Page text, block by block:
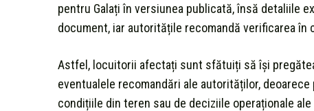
pentru Galați în versiunea publicată, însă detaliile
document, iar autoritățile recomandă verificarea în
Astfel, locuitorii afectați sunt sfătuiți să își
eventualele recomandări ale autorităților,
condițiile din teren sau de deciziile operaționale ale